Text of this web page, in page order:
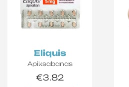
Eliquis
Apiksabanas
€3.82